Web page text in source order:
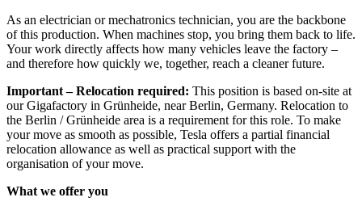
As an electrician or mechatronics technician, you are the backbone
of this production. When machines stop, you bring them back to life.
Your work directly affects how many vehicles leave the factory –
and therefore how quickly we, together, reach a cleaner future.
Important – Relocation required: This position is based on-site at
our Gigafactory in Grünheide, near Berlin, Germany. Relocation to
the Berlin / Grünheide area is a requirement for this role. To make
your move as smooth as possible, Tesla offers a partial financial
relocation allowance as well as practical support with the
organisation of your move.
What we offer you